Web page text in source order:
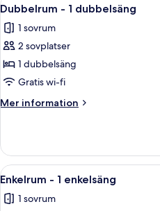
enkelsängar
alla
foton
för
Dubbelrum
-
1
dubbelsäng
3
Dubbelrum - 1 dubbelsäng
1 sovrum
2 sovplatser
1 dubbelsäng
Gratis wi-fi
Mer information
Mer
-
dubbelsäng
Öppna
alla
foton
2
Enkelrum - 1 enkelsäng
1 sovrum